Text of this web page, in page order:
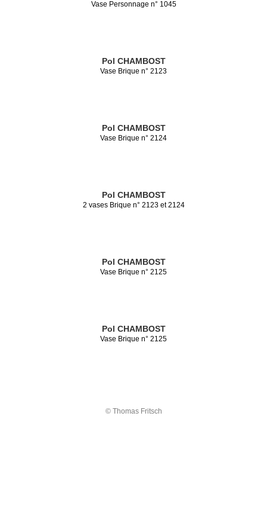
Vase Personnage n° 1045
Pol CHAMBOST
Vase Brique n° 2123
Pol CHAMBOST
Vase Brique n° 2124
Pol CHAMBOST
2 vases Brique n° 2123 et 2124
Pol CHAMBOST
Vase Brique n° 2125
Pol CHAMBOST
Vase Brique n° 2125
© Thomas Fritsch